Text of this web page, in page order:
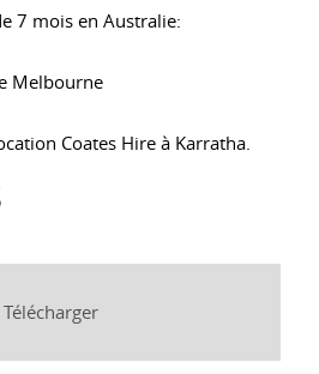
7 mois en Australie:
Melbourne
Coates Hire à Karratha.
Télécharger